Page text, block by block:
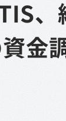
、
金